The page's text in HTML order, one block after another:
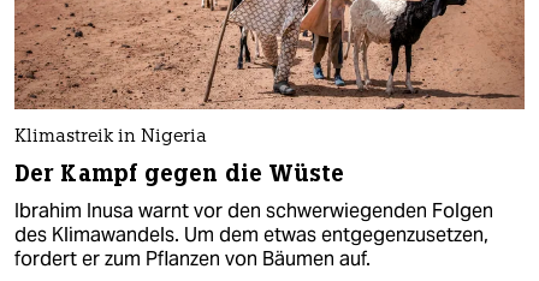
Klimastreik in Nigeria
Der Kampf gegen die Wüste
Ibrahim Inusa warnt vor den schwerwiegenden Folgen
des Klimawandels. Um dem etwas entgegenzusetzen,
fordert er zum Pflanzen von Bäumen auf.